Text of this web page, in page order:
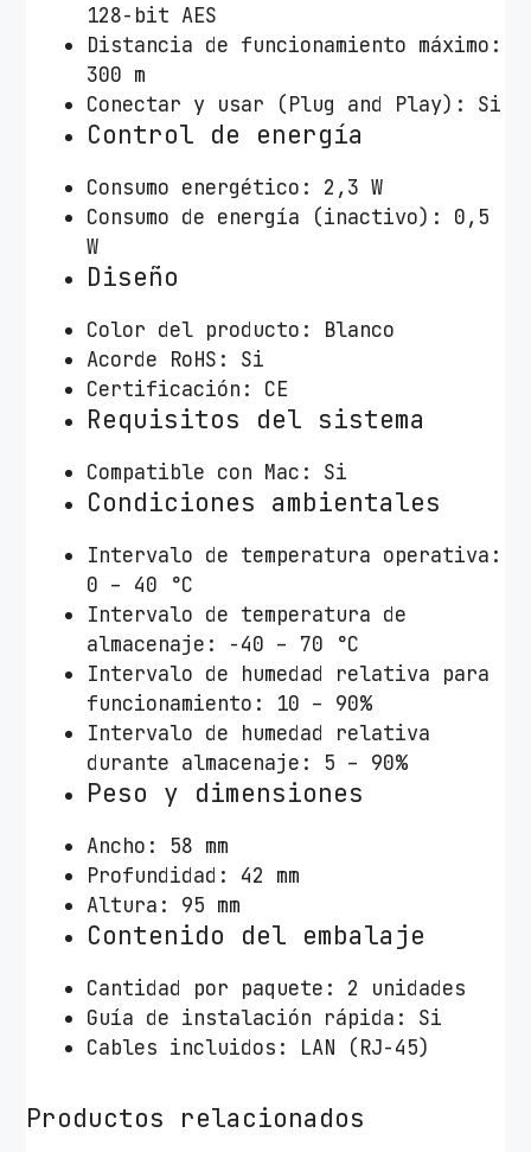
128-bit AES
Distancia de funcionamiento máximo:
300 m
Conectar y usar (Plug and Play): Si
Control de energía
Consumo energético: 2,3 W
Consumo de energía (inactivo): 0,5
W
Diseño
Color del producto: Blanco
Acorde RoHS: Si
Certificación: CE
Requisitos del sistema
Compatible con Mac: Si
Condiciones ambientales
Intervalo de temperatura operativa:
0 – 40 °C
Intervalo de temperatura de
almacenaje: -40 – 70 °C
Intervalo de humedad relativa para
funcionamiento: 10 – 90%
Intervalo de humedad relativa
durante almacenaje: 5 – 90%
Peso y dimensiones
Ancho: 58 mm
Profundidad: 42 mm
Altura: 95 mm
Contenido del embalaje
Cantidad por paquete: 2 unidades
Guía de instalación rápida: Si
Cables incluidos: LAN (RJ-45)
Productos relacionados